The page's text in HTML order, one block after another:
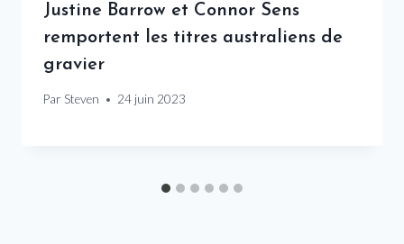
Justine Barrow et Connor Sens
remportent les titres australiens de
gravier
Par Steven 24 juin 2023